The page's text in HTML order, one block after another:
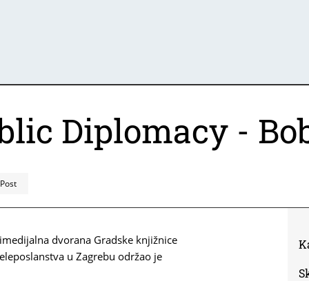
Diplomacy -
dvorana Gradske knjižnice
u Zagrebu održao je